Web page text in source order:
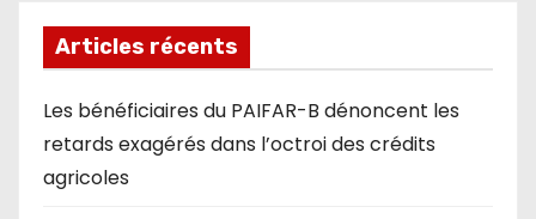
Articles récents
Les bénéficiaires du PAIFAR-B dénoncent les
retards exagérés dans l’octroi des crédits
agricoles